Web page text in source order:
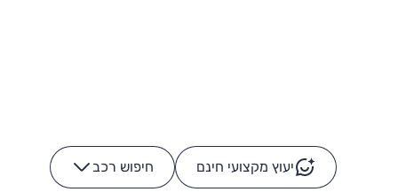
יעוץ מקצועי חינם חיפוש רכב -